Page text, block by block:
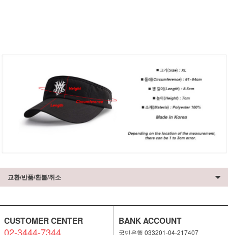
교환/반품/환불/취소
CUSTOMER CENTER
02-3444-7344
BANK ACCOUNT
국민은행 033201-04-217407